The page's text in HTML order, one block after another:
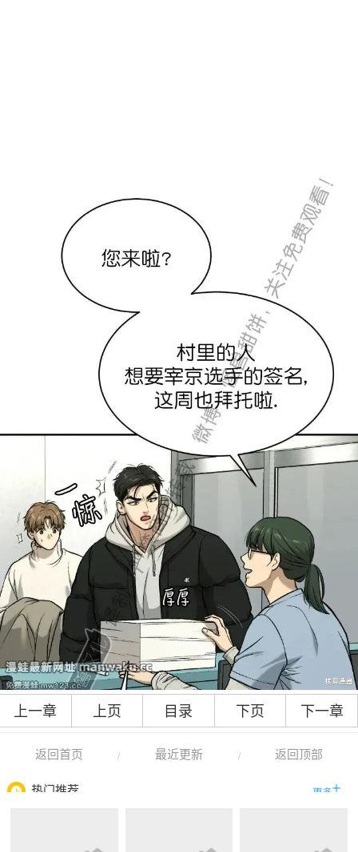
上一章 上页 目录 下页 下一章
返回首页 / 最近更新 / 返回顶部
热门推荐